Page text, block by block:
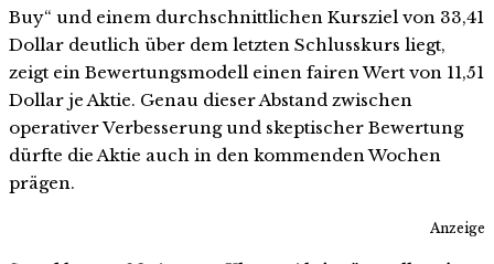
Buy“ und einem durchschnittlichen Kursziel von 33,41
Dollar deutlich über dem letzten Schlusskurs liegt,
zeigt ein Bewertungsmodell einen fairen Wert von 11,51
Dollar je Aktie. Genau dieser Abstand zwischen
operativer Verbesserung und skeptischer Bewertung
dürfte die Aktie auch in den kommenden Wochen
prägen.
Anzeige